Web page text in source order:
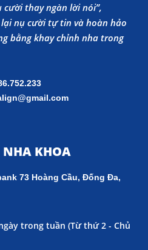
cười thay ngàn lời nói”,
nụ cười tự tin và hoàn hảo
bằng khay chỉnh nha trong
KHOA
73 Hoàng Cầu, Đống Đa,
trong tuần (Từ thứ 2 - Chủ